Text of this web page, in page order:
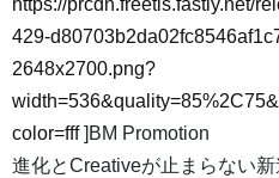
https://prcdn.freetls.fastly.net/
429-
2648x2700.png?
color=fff]BM Promotion
進化とCreativeが止まらない新